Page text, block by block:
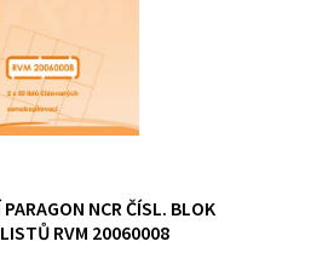
NCR ČÍSL. BLOK
RVM 20060008